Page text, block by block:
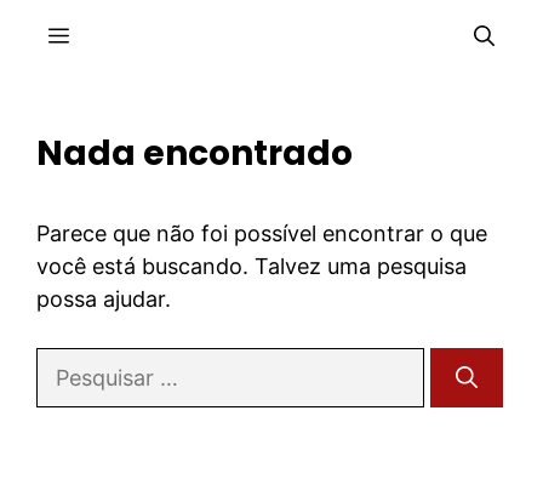
Menu
Nada encontrado
Parece que não foi possível encontrar o que
você está buscando. Talvez uma pesquisa
possa ajudar.
Pesquisar